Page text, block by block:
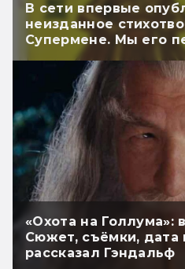
В сети впервые
неизданное
Супермене. Мы его
«Охота на Голлума»:
Сюжет, съёмки, дата
рассказал Гэндальф